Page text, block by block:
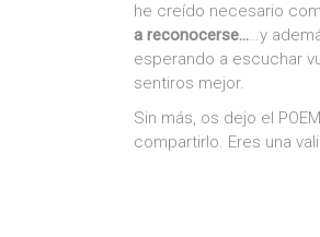
he creído necesario
a reconocerse……y
esperando a escuchar
sentiros mejor.
Sin más, os dejo el
compartirlo. Eres una